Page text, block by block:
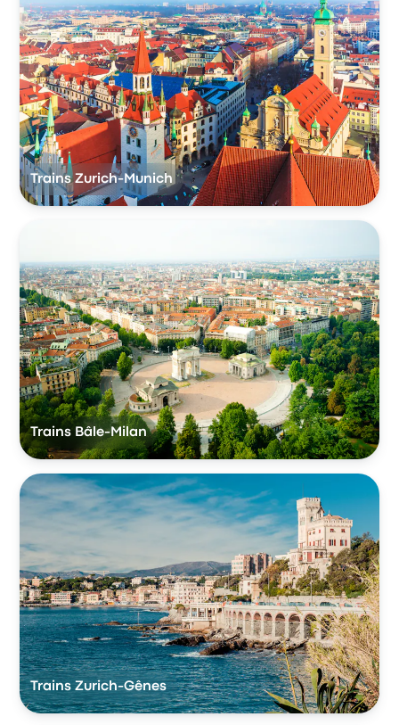
Trains Zurich-Munich
Trains Bâle-Milan
Trains Zurich-Gênes